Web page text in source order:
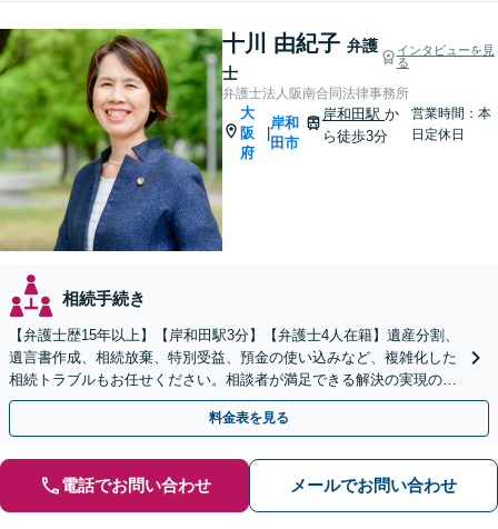
十川 由紀子 弁護
士
インタビューを見
る
弁護士法人阪南合同法律事務所
大
阪
府
岸和
田市
岸和田駅か
ら徒歩3分
営業時間：本
日定休日
相続手続き
【弁護士歴15年以上】【岸和田駅3分】【弁護士4人在籍】遺産分割、
遺言書作成、相続放棄、特別受益、預金の使い込みなど、複雑化した
相続トラブルもお任せください。相談者が満足できる解決の実現のた
めに、他士業と連携し最善を尽くします【完全個室】
料金表を見る
電話でお問い合わせ メールでお問い合わせ